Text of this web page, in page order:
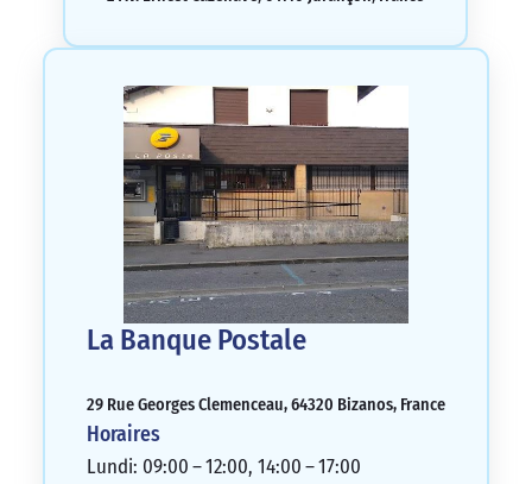
La Banque Postale
29 Rue Georges Clemenceau, 64320 Bizanos, France
Horaires
Lundi: 09:00 – 12:00, 14:00 – 17:00